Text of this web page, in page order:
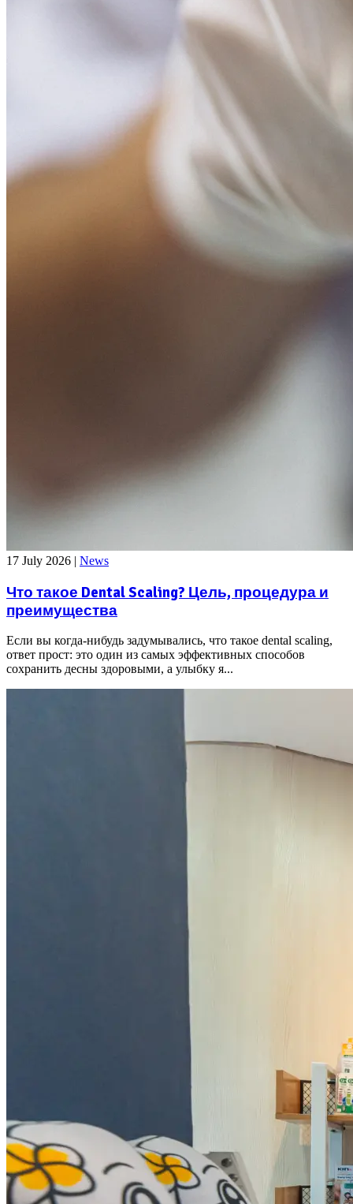
17 July 2026 | News
Что такое Dental Scaling? Цель, процедура и
преимущества
Если вы когда-нибудь задумывались, что такое dental scaling,
ответ прост: это один из самых эффективных способов
сохранить десны здоровыми, а улыбку я...